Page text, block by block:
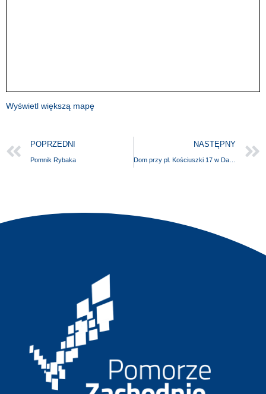
Wyświetl większą mapę
POPRZEDNI
Pomnik Rybaka
NASTĘPNY
Dom przy pl. Kościuszki 17 w Darłowie